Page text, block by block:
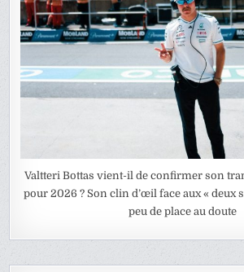
Valtteri Bottas vient-il de confirmer son
pour 2026 ? Son clin d’œil face aux « deux
peu de place au doute